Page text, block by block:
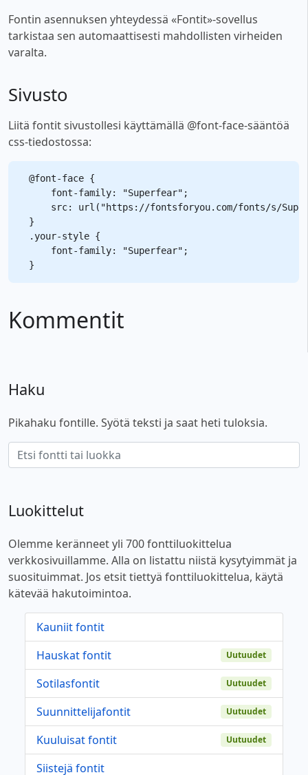
Fontin asennuksen yhteydessä «Fontit»-sovellus
tarkistaa sen automaattisesti mahdollisten virheiden
varalta.
Sivusto
Liitä fontit sivustollesi käyttämällä @font-face-sääntöä
css-tiedostossa:
@font-face {
    font-family: "Superfear";
src: url("https://fontsforyou.com/fonts/s/
}
.your-style {
    font-family: "Superfear";
Kommentit
Haku
Pikahaku fontille. Syötä teksti ja saat heti tuloksia.
Luokittelut
Olemme keränneet yli 700 fonttiluokittelua
verkkosivuillamme. Alla on listattu niistä kysytyimmät ja
suosituimmat. Jos etsit tiettyä fonttiluokittelua, käytä
kätevää hakutoimintoa.
Kauniit fontit
Hauskat fontit
Uutuudet
Sotilasfontit Uutuudet
Suunnittelijafontit Uutuudet
Kuuluisat fontit Uutuudet
Siistejä fontit